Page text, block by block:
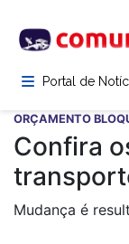
para
conteúdoPortal de
ORÇAMENTO
Confira
Mudança é